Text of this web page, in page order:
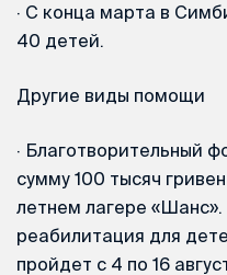
· С конца марта в
40 детей.
Другие виды помощи
· Благотворительный
сумму 100 тысяч
летнем лагере
реабилитация для
пройдет с 4 по 16